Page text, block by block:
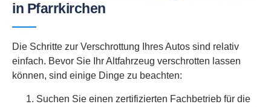
in Pfarrkirchen
Die Schritte zur Verschrottung Ihres Autos sind relativ
einfach. Bevor Sie Ihr Altfahrzeug verschrotten lassen
können, sind einige Dinge zu beachten:
Suchen Sie einen zertifizierten Fachbetrieb für die